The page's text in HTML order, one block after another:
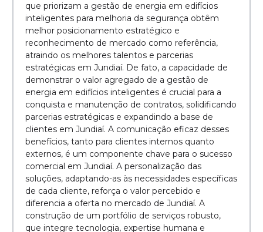
que priorizam a gestão de energia em edifícios
inteligentes para melhoria da segurança obtêm
melhor posicionamento estratégico e
reconhecimento de mercado como referência,
atraindo os melhores talentos e parcerias
estratégicas em Jundiaí. De fato, a capacidade de
demonstrar o valor agregado de a gestão de
energia em edifícios inteligentes é crucial para a
conquista e manutenção de contratos, solidificando
parcerias estratégicas e expandindo a base de
clientes em Jundiaí. A comunicação eficaz desses
benefícios, tanto para clientes internos quanto
externos, é um componente chave para o sucesso
comercial em Jundiaí. A personalização das
soluções, adaptando-as às necessidades específicas
de cada cliente, reforça o valor percebido e
diferencia a oferta no mercado de Jundiaí. A
construção de um portfólio de serviços robusto,
que integre tecnologia, expertise humana e